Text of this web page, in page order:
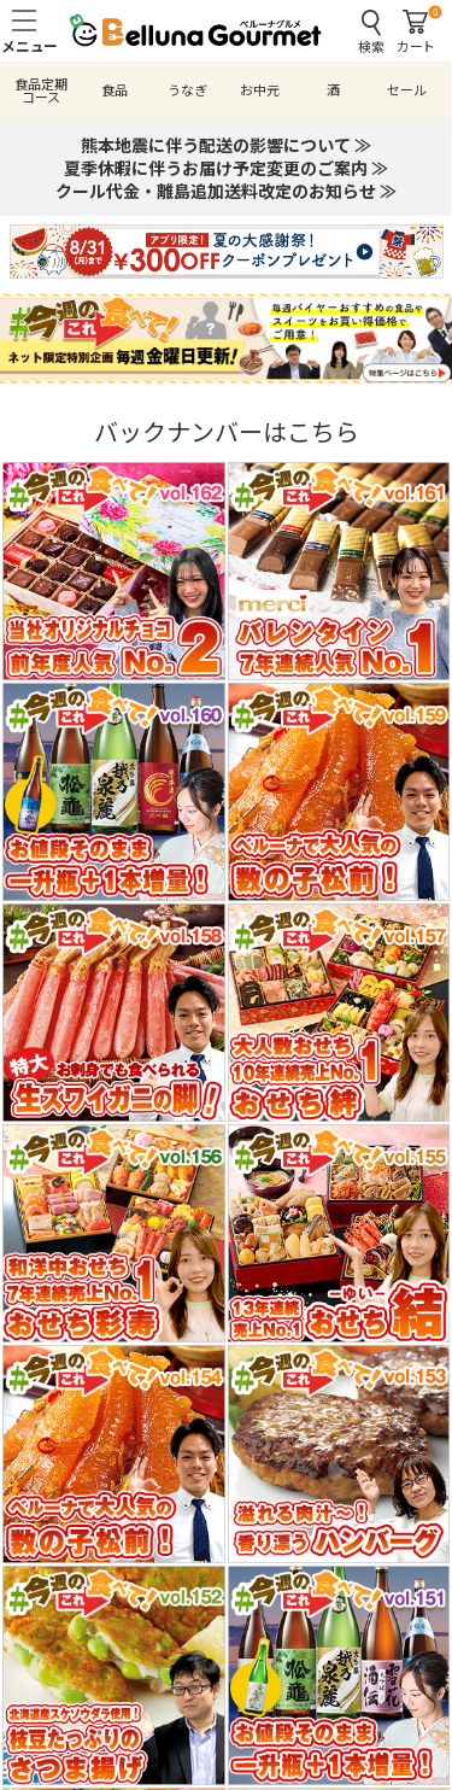
検索
0
カート
食品定期
コース 食品 うなぎ お中元 酒 セール
熊本地震に伴う配送の影響について ≫
夏季休暇に伴うお届け予定変更のご案内 ≫
クール代金・離島追加送料改定のお知らせ ≫
バックナンバーはこちら